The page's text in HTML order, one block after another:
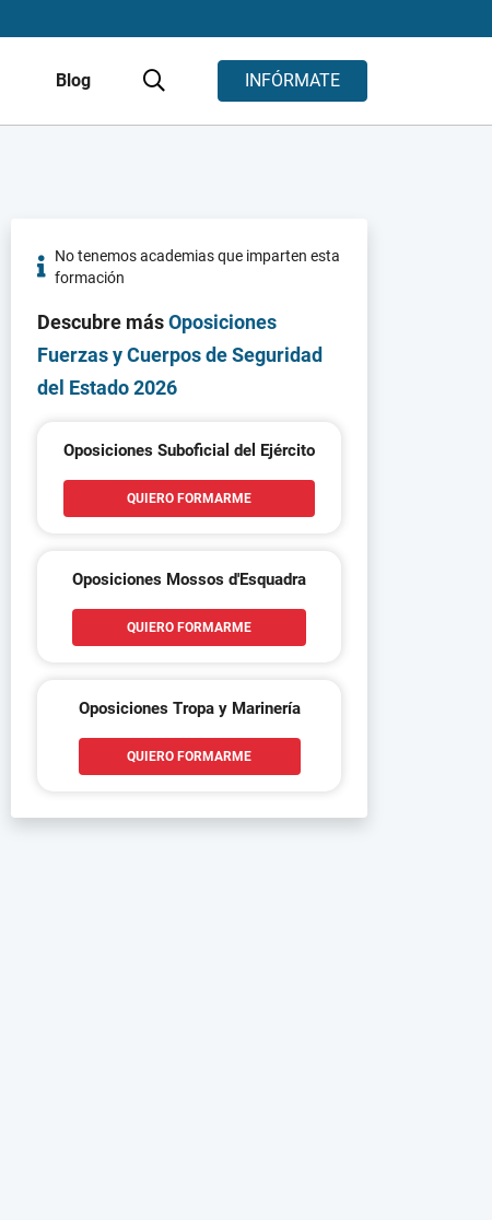
Blog INFÓRMATE
No tenemos academias que imparten esta
formación
Descubre másOposiciones
Fuerzas y Cuerpos de Seguridad
del Estado 2026
Oposiciones Suboficial del Ejército
QUIERO FORMARME
Oposiciones Mossos d'Esquadra
QUIERO FORMARME
Oposiciones Tropa y Marinería
QUIERO FORMARME